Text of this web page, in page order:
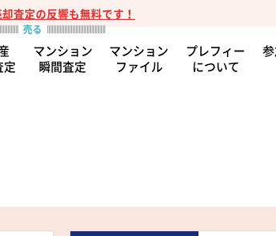
査定の反響も無料です！
定
マンション
瞬間査定
マンション
ファイル
プレフィー
について